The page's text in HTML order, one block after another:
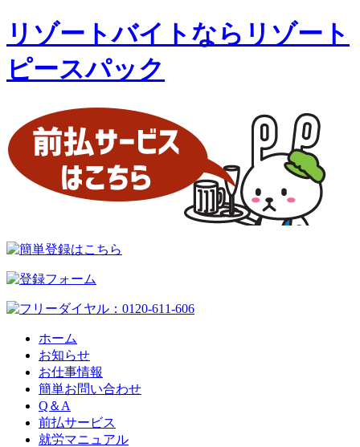
リゾートバイトならリゾート
ピースパック
ホーム
お知らせ
お仕事情報
簡単お問い合わせ
Q＆A
前払サービス
就労マニュアル